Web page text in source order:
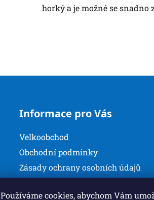
Používáme cookies, abychom Vám
horký a je možné se snadno
Informace pro Vás
Velkoobchod
Obchodní podmínky
Zásady ochrany osobních údajů